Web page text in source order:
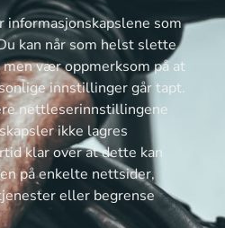
som
kan når som helst slette
vær oppmerksom på at
innstillinger går tapt.
nettleserinnstillingene
ikke lagres
klar over at dette kan
på enkelte nettsider,
eller begrense